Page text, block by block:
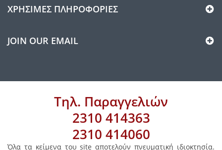
ΧΡΉΣΙΜΕΣ ΠΛΗΡΟΦΟΡΊΕΣ
JOIN OUR EMAIL
Τηλ. Παραγγελιών
2310 414363
2310 414060
Όλα τα κείμενα του site αποτελούν πνευματική ιδιοκτησία.